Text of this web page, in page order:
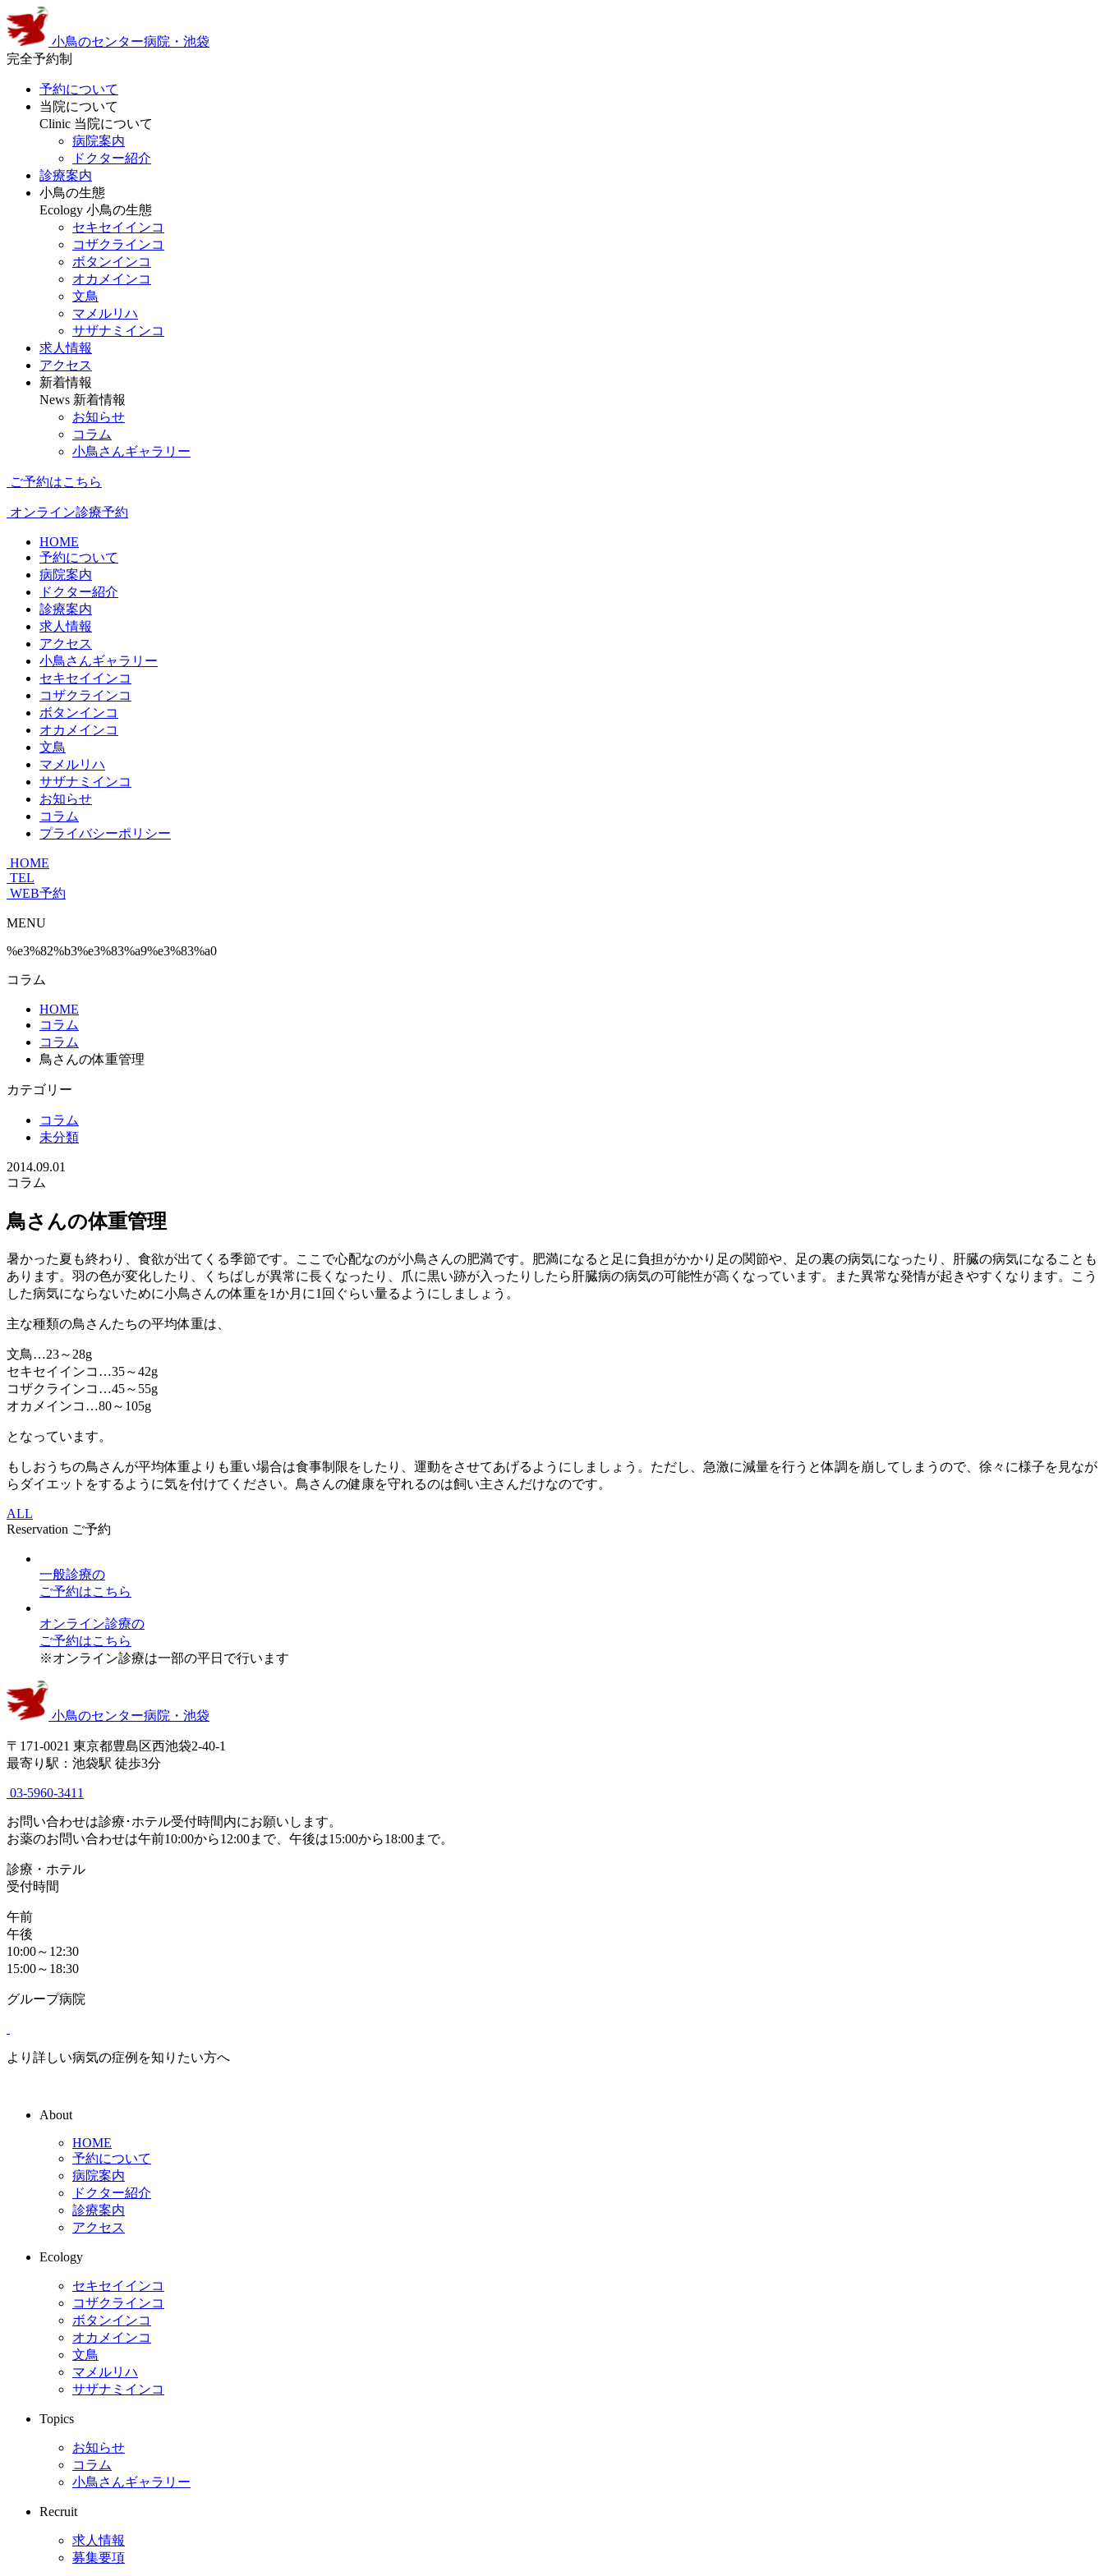
小鳥のセンター病院・池袋
完全予約制
予約について
当院について
Clinic 当院について
病院案内
ドクター紹介
診療案内
小鳥の生態
Ecology 小鳥の生態
セキセイインコ
コザクラインコ
ボタンインコ
オカメインコ
文鳥
マメルリハ
サザナミインコ
求人情報
アクセス
新着情報
News 新着情報
お知らせ
コラム
小鳥さんギャラリー
ご予約はこちら
オンライン診療予約
HOME
予約について
病院案内
ドクター紹介
診療案内
求人情報
アクセス
小鳥さんギャラリー
セキセイインコ
コザクラインコ
ボタンインコ
オカメインコ
文鳥
マメルリハ
サザナミインコ
お知らせ
コラム
プライバシーポリシー
HOME
TEL
WEB予約
MENU
%e3%82%b3%e3%83%a9%e3%83%a0
コラム
HOME
コラム
コラム
鳥さんの体重管理
カテゴリー
コラム
未分類
2014.09.01
コラム
鳥さんの体重管理
暑かった夏も終わり、食欲が出てくる季節です。ここで心配なのが小鳥さんの肥満です。肥満になると足に負担がかかり足の関節や、足の裏の病気になったり、肝臓の病気になることも
あります。羽の色が変化したり、くちばしが異常に長くなったり、爪に黒い跡が入ったりしたら肝臓病の病気の可能性が高くなっています。また異常な発情が起きやすくなります。こう
した病気にならないために小鳥さんの体重を1か月に1回ぐらい量るようにしましょう。
主な種類の鳥さんたちの平均体重は、
文鳥…23～28g
セキセイインコ…35～42g
コザクラインコ…45～55g
オカメインコ…80～105g
となっています。
もしおうちの鳥さんが平均体重よりも重い場合は食事制限をしたり、運動をさせてあげるようにしましょう。ただし、急激に減量を行うと体調を崩してしまうので、徐々に様子を見なが
らダイエットをするように気を付けてください。鳥さんの健康を守れるのは飼い主さんだけなのです。
ALL
Reservation ご予約
一般診療の
ご予約はこちら
オンライン診療の
ご予約はこちら
※オンライン診療は一部の平日で行います
小鳥のセンター病院・池袋
〒171-0021 東京都豊島区西池袋2-40-1
最寄り駅：池袋駅 徒歩3分
03-5960-3411
お問い合わせは診療･ホテル受付時間内にお願いします。
お薬のお問い合わせは午前10:00から12:00まで、午後は15:00から18:00まで。
診療・ホテル
受付時間
午前
午後
10:00～12:30
15:00～18:30
グループ病院
より詳しい病気の症例を知りたい方へ
About
HOME
予約について
病院案内
ドクター紹介
診療案内
アクセス
Ecology
セキセイインコ
コザクラインコ
ボタンインコ
オカメインコ
文鳥
マメルリハ
サザナミインコ
Topics
お知らせ
コラム
小鳥さんギャラリー
Recruit
求人情報
募集要項